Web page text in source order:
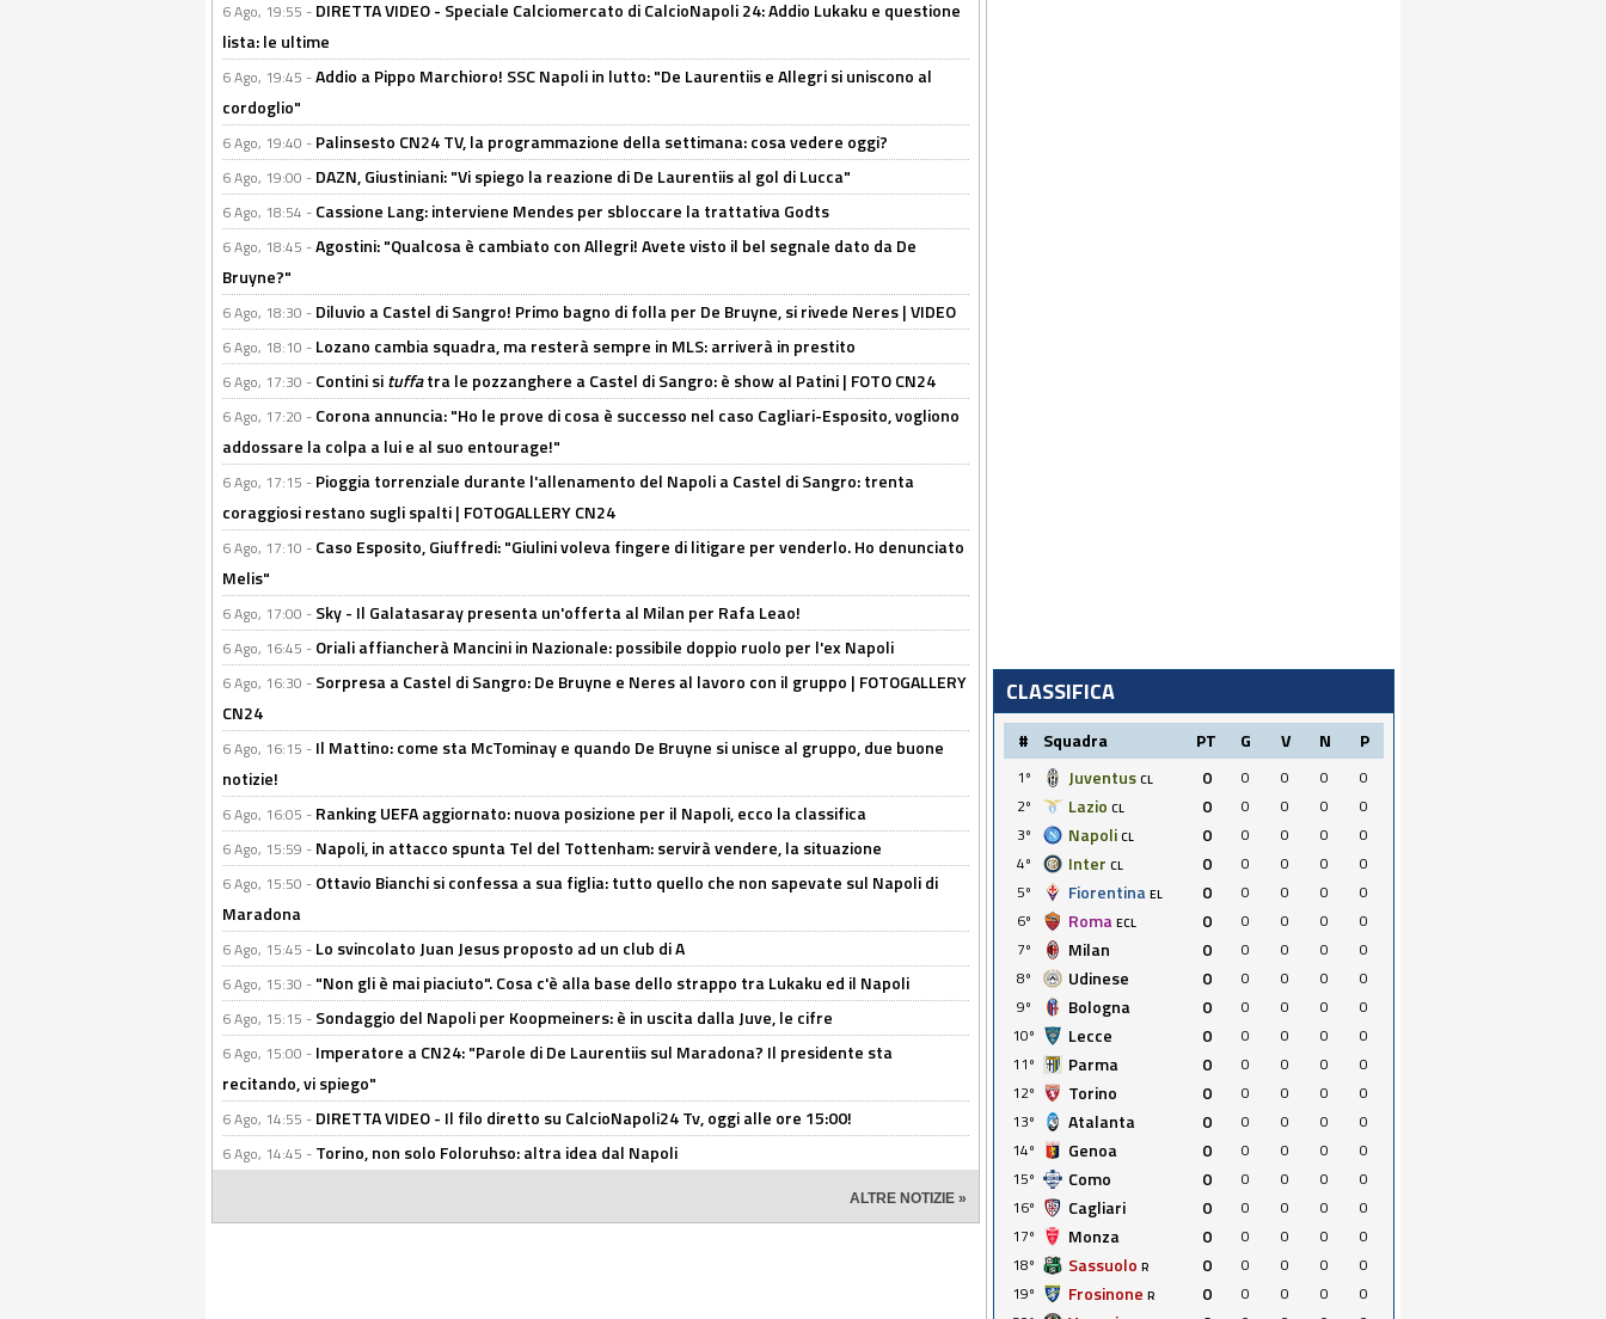
6 Ago, 19:55 - DIRETTA VIDEO - Speciale Calciomercato di CalcioNapoli 24: Addio Lukaku e questione
lista: le ultime
6 Ago, 19:45 -Addio a Pippo Marchioro! SSC Napoli in lutto: "De Laurentiis e Allegri si uniscono al
cordoglio"
6 Ago, 19:40 - Palinsesto CN24 TV, la programmazione della settimana: cosa vedere oggi?
6 Ago, 19:00 - DAZN, Giustiniani: "Vi spiego la reazione di De Laurentiis al gol di Lucca"
6 Ago, 18:54 - Cassione Lang: interviene Mendes per sbloccare la trattativa Godts
6 Ago, 18:45 -Agostini: "Qualcosa è cambiato con Allegri! Avete visto il bel segnale dato da De
Bruyne?"
6 Ago, 18:30 - Diluvio a Castel di Sangro! Primo bagno di folla per De Bruyne, si rivede Neres | VIDEO
6 Ago, 18:10 - Lozano cambia squadra, ma resterà sempre in MLS: arriverà in prestito
6 Ago, 17:30 - Contini situffatra le pozzanghere a Castel di Sangro: è show al Patini | FOTO CN24
6 Ago, 17:20 - Corona annuncia: "Ho le prove di cosa è successo nel caso Cagliari-Esposito, vogliono
addossare la colpa a lui e al suo entourage!"
6 Ago, 17:15 - Pioggia torrenziale durante l'allenamento del Napoli a Castel di Sangro: trenta
coraggiosi restano sugli spalti | FOTOGALLERY CN24
6 Ago, 17:10 - Caso Esposito, Giuffredi: "Giulini voleva fingere di litigare per venderlo. Ho denunciato
Melis"
6 Ago, 17:00 - Sky - Il Galatasaray presenta un'offerta al Milan per Rafa Leao!
6 Ago, 16:45 - Oriali affiancherà Mancini in Nazionale: possibile doppio ruolo per l'ex Napoli
6 Ago, 16:30 - Sorpresa a Castel di Sangro: De Bruyne e Neres al lavoro con il gruppo | FOTOGALLERY
CN24
6 Ago, 16:15 - Il Mattino: come sta McTominay e quando De Bruyne si unisce al gruppo, due buone
notizie!
6 Ago, 16:05 - Ranking UEFA aggiornato: nuova posizione per il Napoli, ecco la classifica
6 Ago, 15:59 - Napoli, in attacco spunta Tel del Tottenham: servirà vendere, la situazione
6 Ago, 15:50 - Ottavio Bianchi si confessa a sua figlia: tutto quello che non sapevate sul Napoli di
Maradona
6 Ago, 15:45 - Lo svincolato Juan Jesus proposto ad un club di A
6 Ago, 15:30 - "Non gli è mai piaciuto". Cosa c'è alla base dello strappo tra Lukaku ed il Napoli
6 Ago, 15:15 - Sondaggio del Napoli per Koopmeiners: è in uscita dalla Juve, le cifre
6 Ago, 15:00 - Imperatore a CN24: "Parole di De Laurentiis sul Maradona? Il presidente sta
recitando, vi spiego"
6 Ago, 14:55 - DIRETTA VIDEO - Il filo diretto su CalcioNapoli24 Tv, oggi alle ore 15:00!
6 Ago, 14:45 - Torino, non solo Foloruhso: altra idea dal Napoli
ALTRE NOTIZIE »
CLASSIFICA
# Squadra PT G V N P
1º Juventus CL 0 0 0 0
0
2º
Lazio CL 0 0 0 0
0
3º
Napoli CL 0 0 0 0
0
4º
Inter CL 0 0 0 0
0
5º
Fiorentina EL 0 0 0 0
0
6º
Roma ECL 0 0 0 0
0
7º
Milan 0 0 0 0
0
8º
Udinese 0 0 0 0
0
9º
Bologna 0 0 0 0
0
10º
Lecce 0 0 0 0
0
11º
Parma 0 0 0 0
0
12º
Torino 0 0 0 0
0
13º
Atalanta 0 0 0 0
0
14º
Genoa 0 0 0 0
0
15º
Como 0 0 0 0
0
16º
Cagliari 0 0 0 0
0
17º
Monza 0 0 0 0
0
18º
Sassuolo R 0 0 0 0
0
19º
Frosinone R 0 0 0 0
0